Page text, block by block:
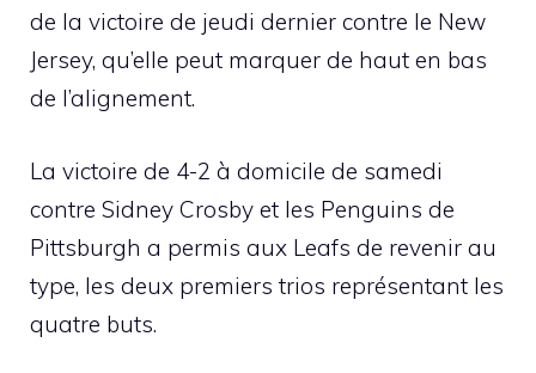
de la victoire de jeudi dernier contre le New
Jersey, qu’elle peut marquer de haut en bas
de l’alignement.
La victoire de 4-2 à domicile de samedi
contre Sidney Crosby et les Penguins de
Pittsburgh a permis aux Leafs de revenir au
type, les deux premiers trios représentant les
quatre buts.